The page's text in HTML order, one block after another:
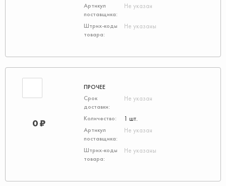
Не указан
Не указаны
ПРОЧЕЕ
Не указан
1 шт.
Не указан
Не указаны
0 ₽